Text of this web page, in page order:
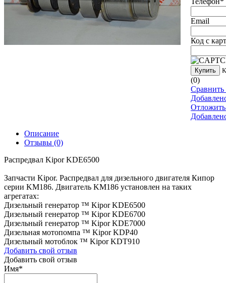
Email
Код с
Купить
(0)
Сравнить
Отложить
Описание
Отзывы (0)
Распредвал Kipor KDE6500
Запчасти Kipor. Распредвал для дизельного двигателя Кипор
серии KM186. Двигатель KM186 установлен на таких
агрегатах:
Дизельный генератор ™ Kipor KDE6500
Дизельный генератор ™ Kipor KDE6700
Дизельный генератор ™ Kipor KDE7000
Дизельная мотопомпа ™ Kipor KDP40
Дизельный мотоблок ™ Kipor KDT910
Добавить свой отзыв
Добавить свой отзыв
Имя*